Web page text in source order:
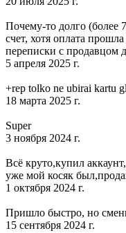
Почему-то долго (более
счет, хотя оплата
переписки с продавцом
5 апреля 2025 г.
+rep tolko ne ubirai kartu
18 марта 2025 г.
Super
3 ноября 2024 г.
Всё круто,купил
уже мой косяк
1 октября 2024 г.
Пришло быстро, но
15 сентября 2024 г.